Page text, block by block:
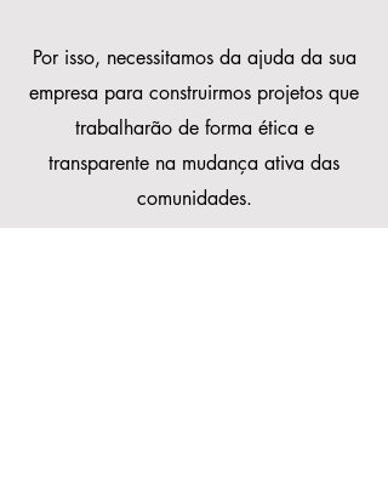
Por isso, necessitamos da ajuda da sua
empresa para construirmos projetos que
trabalharão de forma ética e
transparente na mudança ativa das
comunidades.